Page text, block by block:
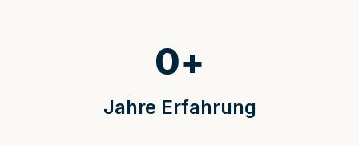
Jahre Erfahrung
0+